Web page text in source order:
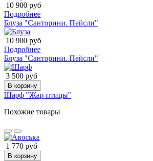
10 900 руб
Подробнее
Блуза "Санторини. Пейсли"
10 900 руб
Подробнее
Блуза "Санторини. Пейсли"
3 500 руб
В корзину
Шарф "Жар-птицы"
Похожие товары
1 770 руб
В корзину